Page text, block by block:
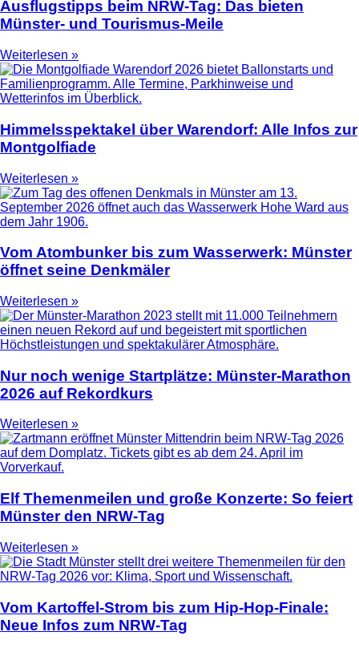
Ausflugstipps beim NRW-Tag: Das bieten
Münster- und Tourismus-Meile
Weiterlesen »
Himmelsspektakel über Warendorf: Alle Infos zur
Montgolfiade
Weiterlesen »
Vom Atombunker bis zum Wasserwerk: Münster
öffnet seine Denkmäler
Weiterlesen »
Nur noch wenige Startplätze: Münster-Marathon
2026 auf Rekordkurs
Weiterlesen »
Elf Themenmeilen und große Konzerte: So feiert
Münster den NRW-Tag
Weiterlesen »
Vom Kartoffel-Strom bis zum Hip-Hop-Finale:
Neue Infos zum NRW-Tag